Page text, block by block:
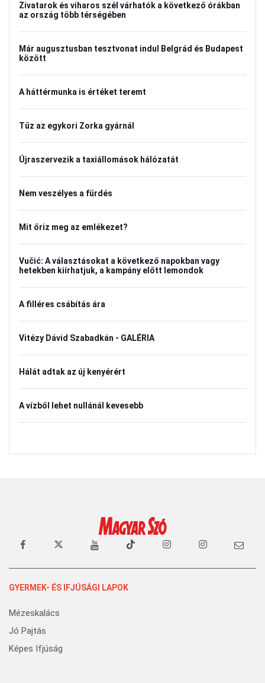
Zivatarok és viharos szél várhatók a következő órákban
az ország több térségében
Már augusztusban tesztvonat indul Belgrád és Budapest
között
A háttérmunka is értéket teremt
Tűz az egykori Zorka gyárnál
Újraszervezik a taxiállomások hálózatát
Nem veszélyes a fürdés
Mit őriz meg az emlékezet?
Vučić: A választásokat a következő napokban vagy
hetekben kiírhatjuk, a kampány előtt lemondok
A filléres csábítás ára
Vitézy Dávid Szabadkán - GALÉRIA
Hálát adtak az új kenyérért
A vízből lehet nullánál kevesebb
GYERMEK- ÉS IFJÚSÁGI LAPOK
Mézeskalács
Jó Pajtás
Képes Ifjúság